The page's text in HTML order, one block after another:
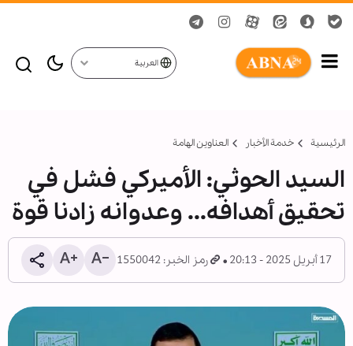
العربية
الرئيسية خدمة الأخبار العناوين الهامة
السيد الحوثي: الأميركي فشل في
تحقيق أهدافه... وعدوانه زادنا قوة
17 أبريل 2025 - 20:13 رمز الخبر: 1550042